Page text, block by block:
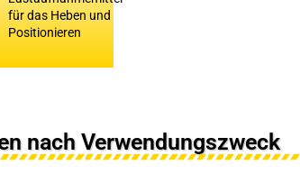
für das Heben und
Positionieren
nach Verwendungszweck